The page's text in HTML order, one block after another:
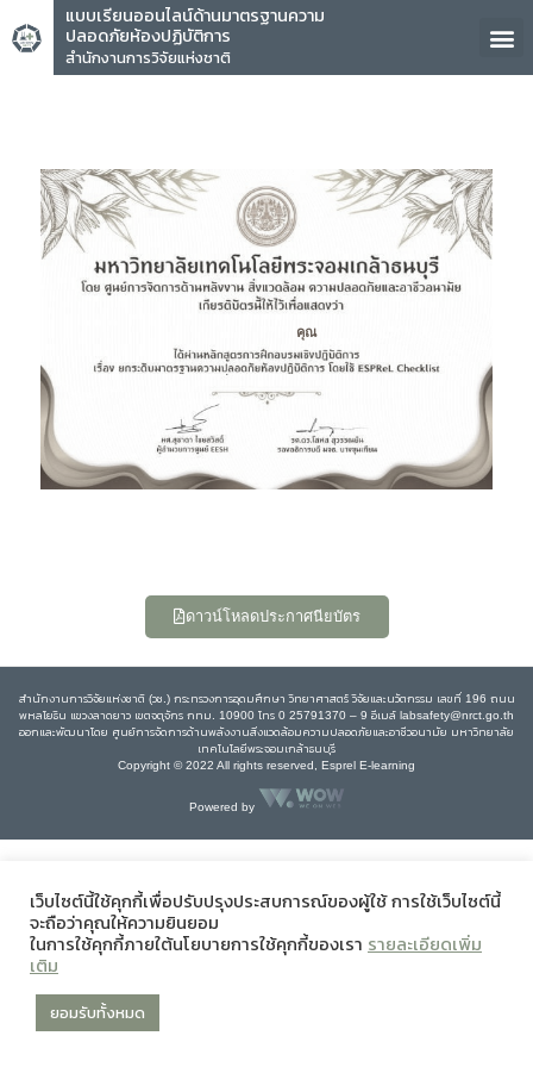
แบบเรียนออนไลน์ด้านมาตรฐานความ
ปลอดภัยห้องปฏิบัติการ
สำนักงานการวิจัยแห่งชาติ
คุณ
ดาวน์โหลดประกาศนียบัตร
สำนักงานการวิจัยแห่งชาติ (วช.) กระทรวงการอุดมศึกษา วิทยาศาสตร์ วิจัยและนวัตกรรม เลขที่ 196 ถนน
พหลโยธิน แขวงลาดยาว เขตจตุจักร กทม. 10900 โทร 0 25791370 – 9 อีเมล์ labsafety@nrct.go.th
ออกและพัฒนาโดย ศูนย์การจัดการด้านพลังงานสิ่งแวดล้อมความปลอดภัยและอาชีวอนามัย มหาวิทยาลัย
เทคโนโลยีพระจอมเกล้าธนบุรี
Copyright © 2022 All rights reserved, Esprel E-learning
Powered by
เว็บไซต์นี้ใช้คุกกี้เพื่อปรับปรุงประสบการณ์ของผู้ใช้ การใช้เว็บไซต์นี้
จะถือว่าคุณให้ความยินยอม
ในการใช้คุกกี้ภายใต้นโยบายการใช้คุกกี้ของเรา รายละเอียดเพิ่ม
เติม
ยอมรับทั้งหมด